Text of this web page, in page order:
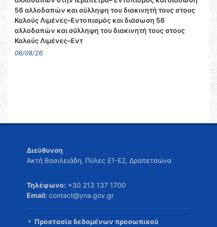
56 αλλοδαπών και σύλληψη του διακινητή τους στους
Καλούς Λιμένες–Εντοπισμός και διάσωση 56
αλλοδαπών και σύλληψη του διακινητή τους στους
Καλούς Λιμένες–Εντ
06/08/26
Διεύθυνση
Ακτή Βασιλειάδη, Πύλες Ε1-Ε2, Δραπετσώνα
Τηλέφωνο: +30 213 137 1700
Email: contact@yna.gov.gr
Προστασία δεδομένων προσωπικού